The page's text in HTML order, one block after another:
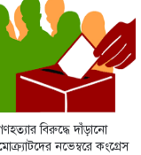
বিরুদ্ধে দাঁড়ানো
নভেম্বরে কংগ্রেস